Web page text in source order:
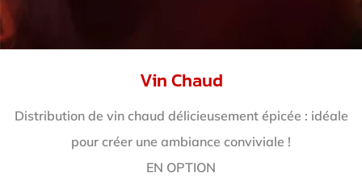
Vin Chaud
Distribution de vin chaud délicieusement épicée : idéale
pour créer une ambiance conviviale !
EN OPTION